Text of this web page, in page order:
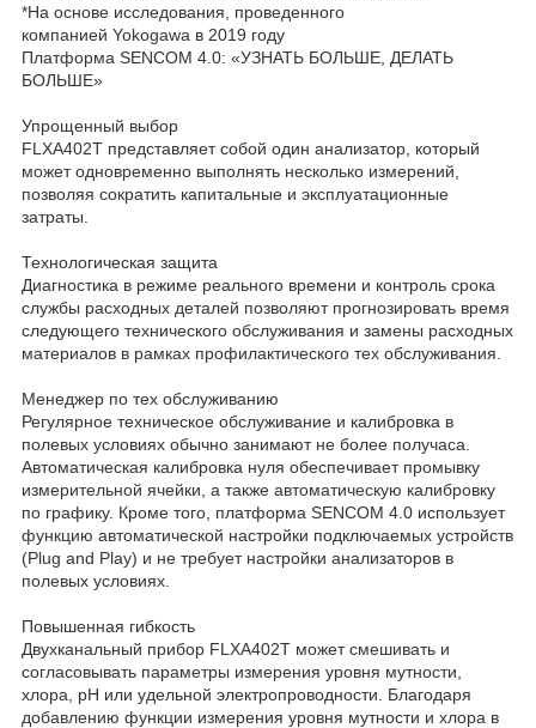
*На основе исследования, проведенного
компанией Yokogawa в 2019 году
Платформа SENCOM 4.0: «УЗНАТЬ БОЛЬШЕ, ДЕЛАТЬ
БОЛЬШЕ»
Упрощенный выбор
FLXA402T представляет собой один анализатор, который
может одновременно выполнять несколько измерений,
позволяя сократить капитальные и эксплуатационные
затраты.
Технологическая защита
Диагностика в режиме реального времени и контроль срока
службы расходных деталей позволяют прогнозировать время
следующего технического обслуживания и замены расходных
материалов в рамках профилактического тех обслуживания.
Mенеджер по тех обслуживанию
Регулярное техническое обслуживание и калибровка в
полевых условиях обычно занимают не более получаса.
Автоматическая калибровка нуля обеспечивает промывку
измерительной ячейки, а также автоматическую калибровку
по графику. Кроме того, платформа SENCOM 4.0 использует
функцию автоматической настройки подключаемых устройств
(Plug and Play) и не требует настройки анализаторов в
полевых условиях.
Повышенная гибкость
Двухканальный прибор FLXA402T может смешивать и
согласовывать параметры измерения уровня мутности,
хлора, pH или удельной электропроводности. Благодаря
добавлению функции измерения уровня мутности и хлора в